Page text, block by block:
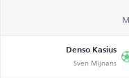
Denso Kasius
Sven Mijnans